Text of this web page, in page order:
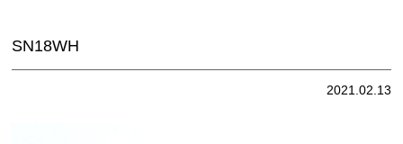
SN18WH
2021.02.13